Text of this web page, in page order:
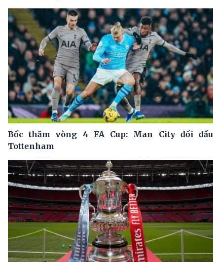
Bốc thăm vòng 4 FA Cup: Man City đối đầu
Tottenham